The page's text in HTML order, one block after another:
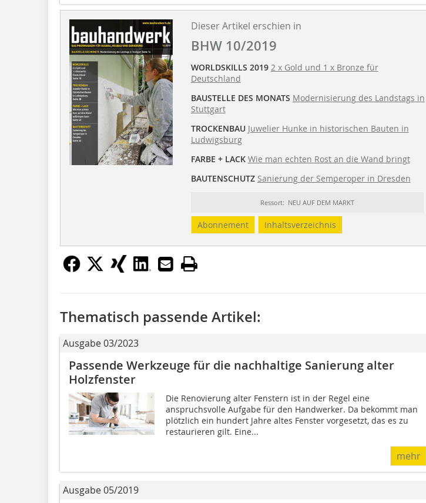
Dieser Artikel erschien in
BHW 10/2019
WORLDSKILLS 2019 2 x Gold und 1 x Bronze für
Deutschland
BAUSTELLE DES MONATS Modernisierung des Landstags in
Stuttgart
TROCKENBAU Juwelier Hunke in historischen Bauten in
Ludwigsburg
FARBE + LACK Wie man echten Rost an die Wand bringt
BAUTENSCHUTZ Sanierung der Semperoper in Dresden
Ressort: NEU AUF DEM MARKT
Abonnement Inhaltsverzeichnis
Thematisch passende Artikel:
Ausgabe 03/2023
Passende Werkzeuge für die nachhaltige Sanierung alter
Holzfenster
Die Renovierung alter Fenstern ist in der Regel eine
anspruchsvolle Aufgabe für den Handwerker. Da bekommt man
plötzlich ein hundert Jahre altes Fenster vorgesetzt, das es zu
restaurieren gilt. Eine...
mehr
Ausgabe 05/2019